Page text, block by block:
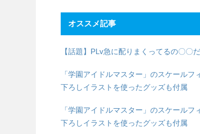
オススメ記事
【話題】PLv急に配りまくってるの〇〇
「学園アイドルマスター」のスケール
下ろしイラストを使ったグッズも付属
「学園アイドルマスター」のスケール
下ろしイラストを使ったグッズも付属